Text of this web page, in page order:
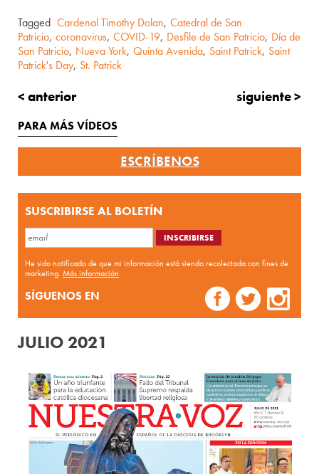
Tagged Cardenal Timothy Dolan, Catedral de San
Patricio, coronavirus, COVID-19, Desfile de San Patricio, Día de
San Patricio, Nueva York, Quinta Avenida, Saint Patrick, Saint
Patrick's Day, St. Patrick
< anterior siguiente >
PARA MÁS VÍDEOS
ESCRÍBENOS
SUSCRIBIRSE AL BOLETÍN
He sido notificado de que mi información está siendo recolectada con fines de
marketing.Más información
SÍGUENOS EN
JULIO 2021